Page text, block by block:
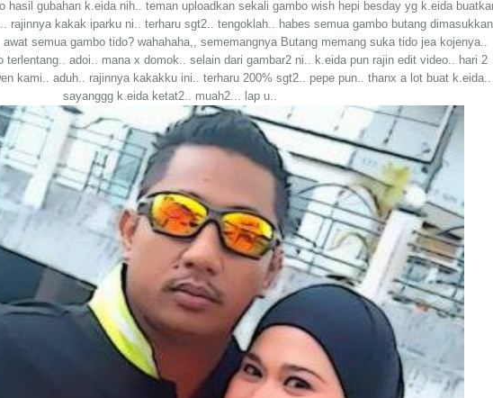
hasil gubahan k.eida nih.. teman uploadkan sekali gambo wish hepi besday yg k.eida
rajinnya kakak iparku ni.. terharu sgt2.. tengoklah.. habes semua gambo butang dimasukkan
semua gambo tido? wahahaha,, sememangnya Butang memang suka tido jea kojenya..
terlentang.. adoi.. mana x domok.. selain dari gambar2 ni.. k.eida pun rajin edit video.. hari 2
kami.. aduh.. rajinnya kakakku ini.. terharu 200% sgt2.. pepe pun.. thanx a lot buat k.eida..
sayanggg k.eida ketat2.. muah2... lap u..